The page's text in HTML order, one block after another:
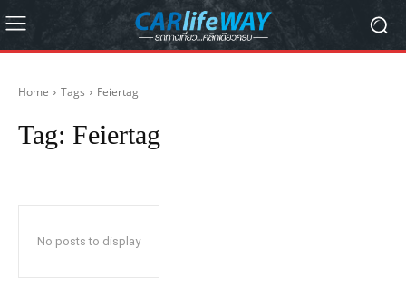
Home Tags Feiertag
Tag: Feiertag
No posts to display